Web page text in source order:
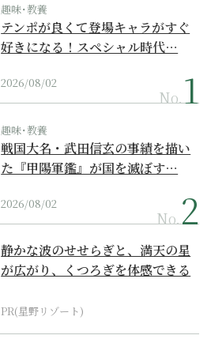
趣味･教養
テンポが良くて登場キャラがすぐ
好きになる！スペシャル時代…
2026/08/02
No.
趣味･教養
戦国大名・武田信玄の事績を描い
た『甲陽軍鑑』が国を滅ぼす…
2026/08/02
No.
静かな波のせせらぎと、満天の星
が広がり、くつろぎを体感できる
PR(星野リゾート)